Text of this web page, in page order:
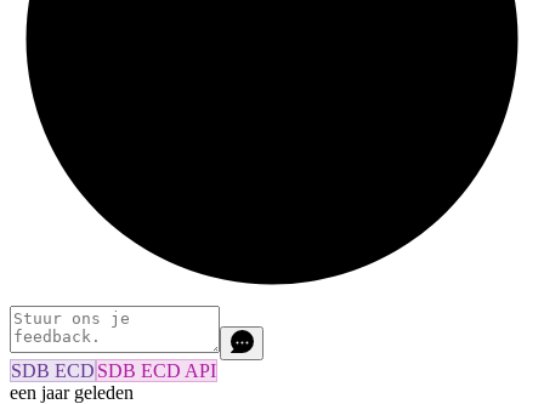
SDB ECD SDB ECD API
een jaar geleden